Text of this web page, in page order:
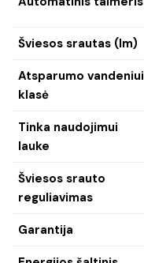
Šviesos srautas (lm)
Atsparumo vandeniui
klasė
Tinka naudojimui
lauke
Šviesos srauto
reguliavimas
Garantija